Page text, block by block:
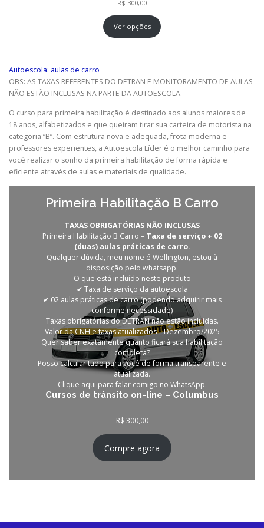
R$ 300,00
Ver opções
Autoescola: aulas de carro
OBS: AS TAXAS REFERENTES DO DETRAN E MONITORAMENTO DE AULAS
NÃO ESTÃO INCLUSAS NA PARTE DA AUTOESCOLA.
O curso para primeira habilitação é destinado aos alunos maiores de
18 anos, alfabetizados e que queiram tirar sua carteira de motorista na
categoria “B”. Com estrutura nova e adequada, frota moderna e
professores experientes, a Autoescola Líder é o melhor caminho para
você realizar o sonho da primeira habilitação de forma rápida e
eficiente através de aulas e materiais de qualidade.
Primeira Habilitação B Carro
TAXAS OBRIGATÓRIAS NÃO INCLUSAS
Primeira Habilitação B Carro – Taxa de serviço + 02
(duas) aulas práticas de carro.
Qualquer dúvida, meu nome é Wellington, estou à
disposição pelo whatsapp.
O que está incluído neste produto
✔ Taxa de serviço da autoescola
✔ 02 aulas práticas de carro (podendo adquirir mais
conforme necessidade)
Taxas obrigatórias do DETRAN não estão incluídas.
Valor da CNH e taxas atualizados – Dezembro/2025
Quer saber exatamente quanto ficará sua habilitação
completa?
Posso calcular tudo para você de forma transparente e
atualizada.
Clique aqui para falar comigo no WhatsApp.
Cursos de trânsito on-line – Columbus
R$ 300,00
Compre agora